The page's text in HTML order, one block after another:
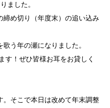
ました。
め切り（年度末）の追い込み
う年の瀬になりました。
す！ぜひ皆様お耳をお貸しく
そこで本日は改めて年末調整